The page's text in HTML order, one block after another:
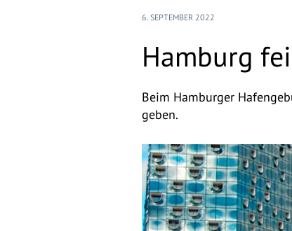
6. SEPTEMBER 2022
Hamburg
Beim Hamburger
geben.